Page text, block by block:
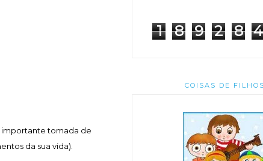
importante tomada de
da sua vida).
1 8 9 2 8 4
COISAS DE FILHOS